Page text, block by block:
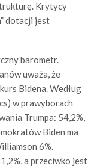
Krytycy
dotacji jest
barometr.
uważa, że
Bidena. Według
w prawyborach
Trumpa: 54,2%,
Biden ma
6%.
a przeciwko jest